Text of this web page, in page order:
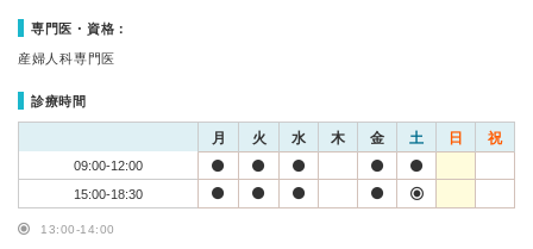
専門医・資格：
産婦人科専門医
診療時間
月 火 水 木 金 土 日 祝
09:00-12:00
15:00-18:30
13:00-14:00